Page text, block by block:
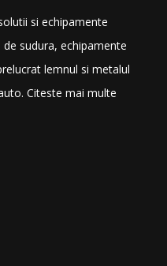
si echipamente
sudura, echipamente
lemnul si metalul
Citeste mai multe